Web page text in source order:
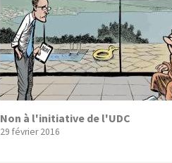
Non à l'initiative de l'UDC
29 février 2016